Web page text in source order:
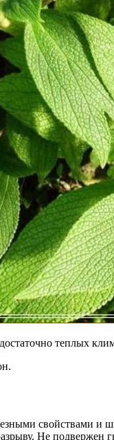
теплых
свойствами и
Не подвержен